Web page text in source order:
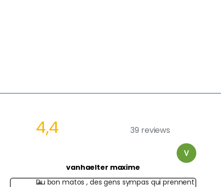
4,4 39 reviews
vanhaelter maxime
Du bon matos , des gens sympas qui prennent